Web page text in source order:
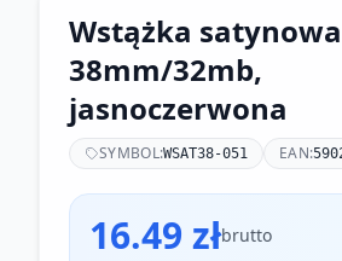
Wstążka satynowa
38mm/32mb,
jasnoczerwona
SYMBOL:WSAT38-051 EAN:
16.49 złbrutto